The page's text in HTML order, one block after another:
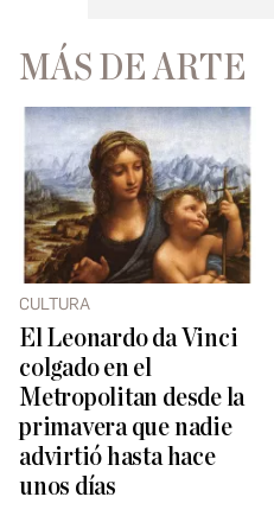
MÁS DE ARTE
CULTURA
El Leonardo da Vinci
colgado en el
Metropolitan desde la
primavera que nadie
advirtió hasta hace
unos días